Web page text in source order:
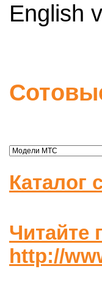
English
Каталог
Читайте
http://